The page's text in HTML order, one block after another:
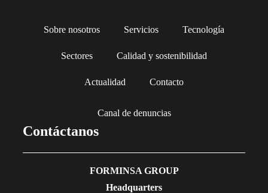
Sobre nosotros Servicios Tecnología
Sectores Calidad y sostenibilidad
Actualidad Contacto
Canal de denuncias
Contáctanos
FORMINSA GROUP
Headquarters